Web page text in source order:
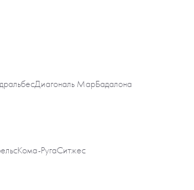
Диагональ МарБадалона
Кома-РугаСитжес